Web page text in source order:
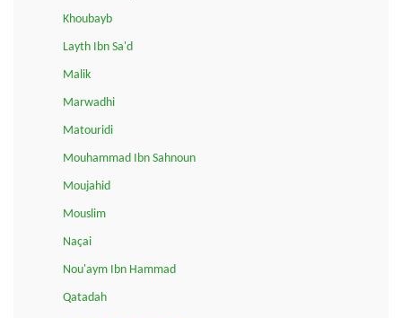
Khoubayb
Layth Ibn Sa'd
Malik
Marwadhi
Matouridi
Mouhammad Ibn Sahnoun
Moujahid
Mouslim
Naçai
Nou'aym Ibn Hammad
Qatadah